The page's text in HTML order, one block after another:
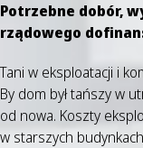
Potrzebne dobór,
rządowego
Tani w eksploatacji i
By dom był tańszy w
od nowa. Koszty
w starszych